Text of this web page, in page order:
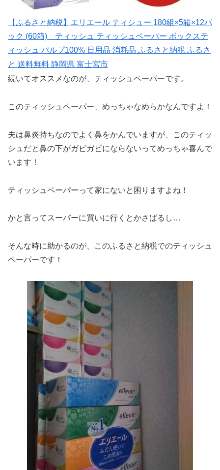
【ふるさと納税】エリエール ティシュー 180組×5箱×12パ
ック (60箱) ティッシュ ティッシュペーパー ボックステ
ィッシュ パルプ100% 日用品 消耗品 ふるさと納税 ふるさ
と 送料無料 静岡県 富士宮市
続いてオススメなのが、ティッシュペーパーです。
このティッシュペーパー、めっちゃなめらかなんですよ！
夫は鼻炎持ちなのでよく鼻をかんでいますが、このティッ
シュだと鼻の下がガビガビにならないってめっちゃ喜んで
います！
ティッシュペーパーって家にないと困りますよね！
かと言ってスーパーに買いに行くとかさばるし…
そんな時に助かるのが、このふるさと納税でのティッシュ
ペーパーです！